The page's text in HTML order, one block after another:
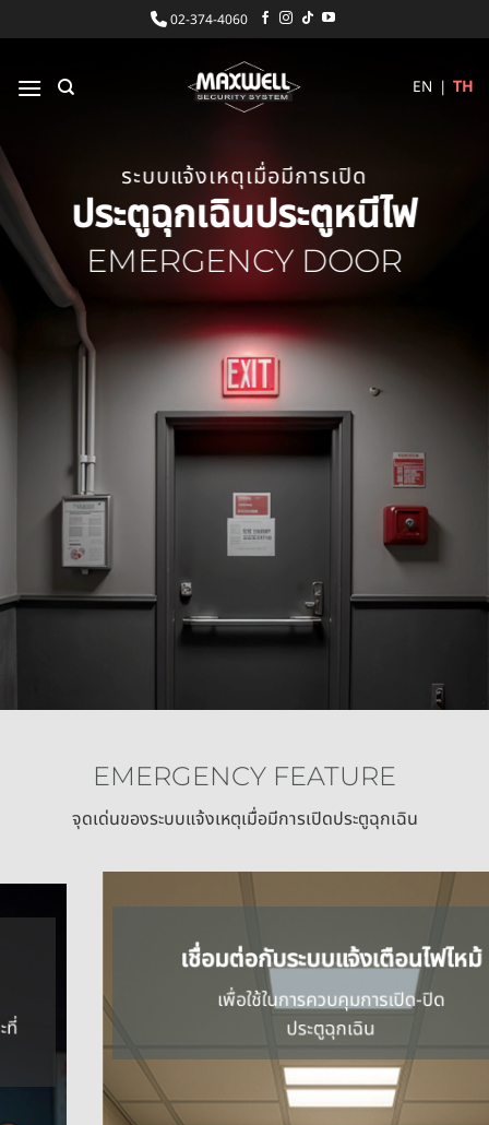
ไป
เนื้อหา
02-374-4060
EN | TH
ระบบแจ้งเหตุเมื่อมีการเปิด
ประตูฉุกเฉินประตูหนีไฟ
EMERGENCY DOOR
EMERGENCY FEATURE
จุดเด่นของระบบแจ้งเหตุเมื่อมีการเปิดประตูฉุกเฉิน
เชื่อมต่อกับระบบแจ้งเตือนไฟไหม้
เพื่อใช้ในการควบคุมการเปิด-ปิด
ประตูฉุกเฉิน